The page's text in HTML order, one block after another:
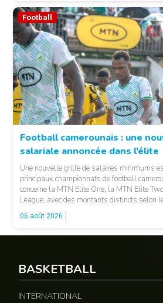
Football
Football camerounais : une
salariale annoncée dans l’élite
Une nouvelle grille de salaires minimums
principaux championnats de football
concerne la MTN Elite One, la MTN Elite
League, avec des montants distincts selon
fonctions. LA SUITE APRÈS LA PUBLICITÉ
relayées par Allez Les Lions, […]
06 août 2026
BASKETBALL
INTERNATIONAL